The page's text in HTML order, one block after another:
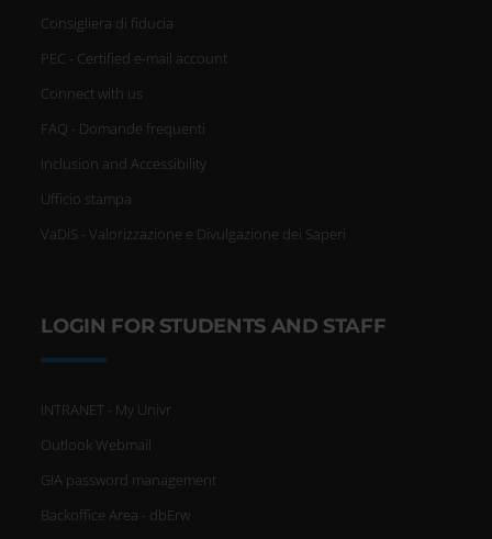
Consigliera di fiducia
PEC - Certified e-mail account
Connect with us
FAQ - Domande frequenti
Inclusion and Accessibility
Ufficio stampa
VaDiS - Valorizzazione e Divulgazione dei Saperi
LOGIN FOR STUDENTS AND STAFF
INTRANET - My Univr
Outlook Webmail
GIA password management
Backoffice Area - dbErw